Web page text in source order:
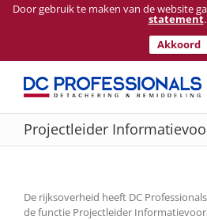
Door gebruik te maken van de website
statement.
Akkoord
Ga
inhoud
Projectleider
De rijksoverheid heeft DC
de functie Projectleider